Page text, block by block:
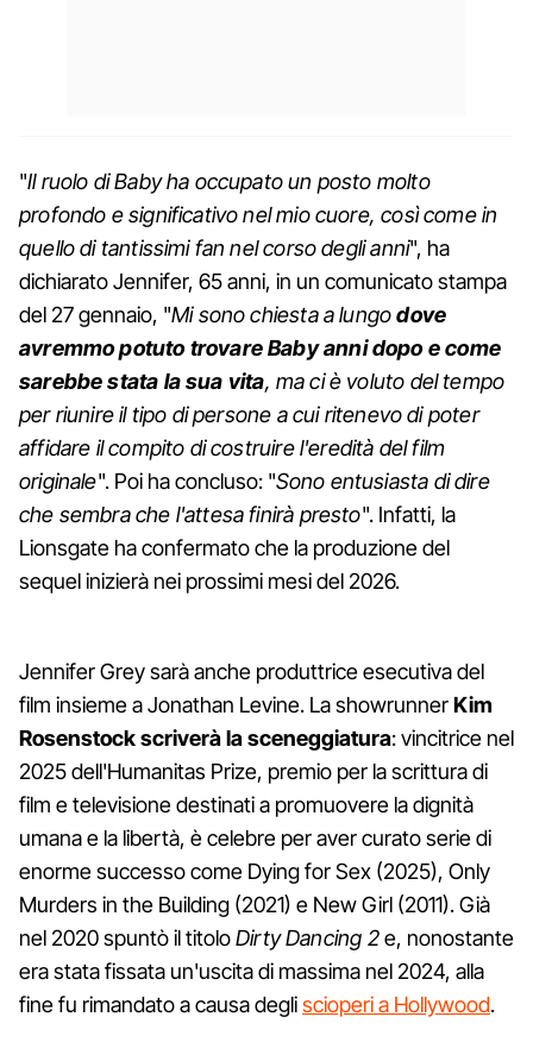
"Il ruolo di Baby ha occupato un posto molto
profondo e significativo nel mio cuore, così come in
quello di tantissimi fan nel corso degli anni", ha
dichiarato Jennifer, 65 anni, in un comunicato stampa
del 27 gennaio, "Mi sono chiesta a lungodove
avremmo potuto trovare Baby anni dopo e come
sarebbe stata la sua vita, ma ci è voluto del tempo
per riunire il tipo di persone a cui ritenevo di poter
affidare il compito di costruire l'eredità del film
originale". Poi ha concluso: "Sono entusiasta di dire
che sembra che l'attesa finirà presto". Infatti, la
Lionsgate ha confermato che la produzione del
sequel inizierà nei prossimi mesi del 2026.
Jennifer Grey sarà anche produttrice esecutiva del
film insieme a Jonathan Levine. La showrunnerKim
Rosenstock scriverà la sceneggiatura: vincitrice nel
2025 dell'Humanitas Prize, premio per la scrittura di
film e televisione destinati a promuovere la dignità
umana e la libertà, è celebre per aver curato serie di
enorme successo come Dying for Sex (2025), Only
Murders in the Building (2021) e New Girl (2011). Già
nel 2020 spuntò il titoloDirty Dancing 2e, nonostante
era stata fissata un'uscita di massima nel 2024, alla
fine fu rimandato a causa degliscioperi a Hollywood.